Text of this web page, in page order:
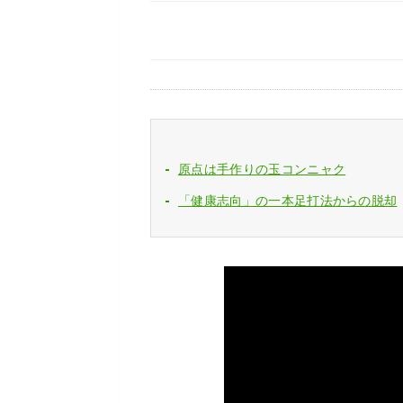
原点は手作りの玉コンニャク
「健康志向」の一本足打法からの脱却